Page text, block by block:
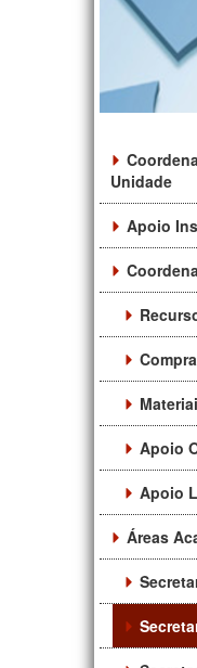
Unidade
Apoio
Apoio
Apoio
Áreas